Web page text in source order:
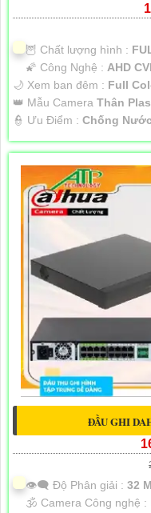
🦉 Chất lượng hình :
🌠 Công Nghệ : AHD
🌙 Xem ban đêm : Full
👑 Mẫu Camera Thân
️👮 Ưu Điểm : Chống
ĐẦU GHI
👁️‍🗨 Độ Phân giải : 32
🕉️ Camera Công nghệ :